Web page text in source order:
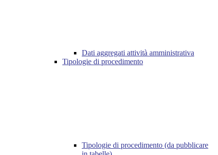
Dati aggregati attività amministrativa
Tipologie di procedimento
Tipologie di procedimento (da pubblicare